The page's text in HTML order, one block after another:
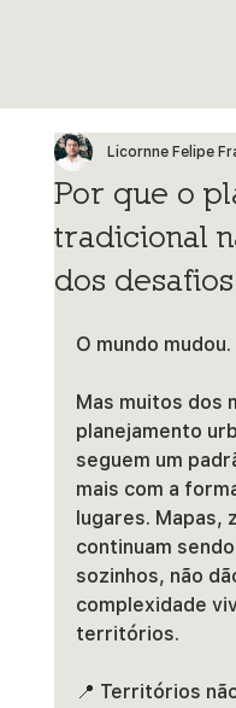
Por que o
tradicional
dos
Licornne Felipe
O mundo
Mas muitos dos
planejamento
seguem um
mais com a
lugares. Mapas,
continuam
sozinhos, não
complexidade
territórios.
📍 Territórios